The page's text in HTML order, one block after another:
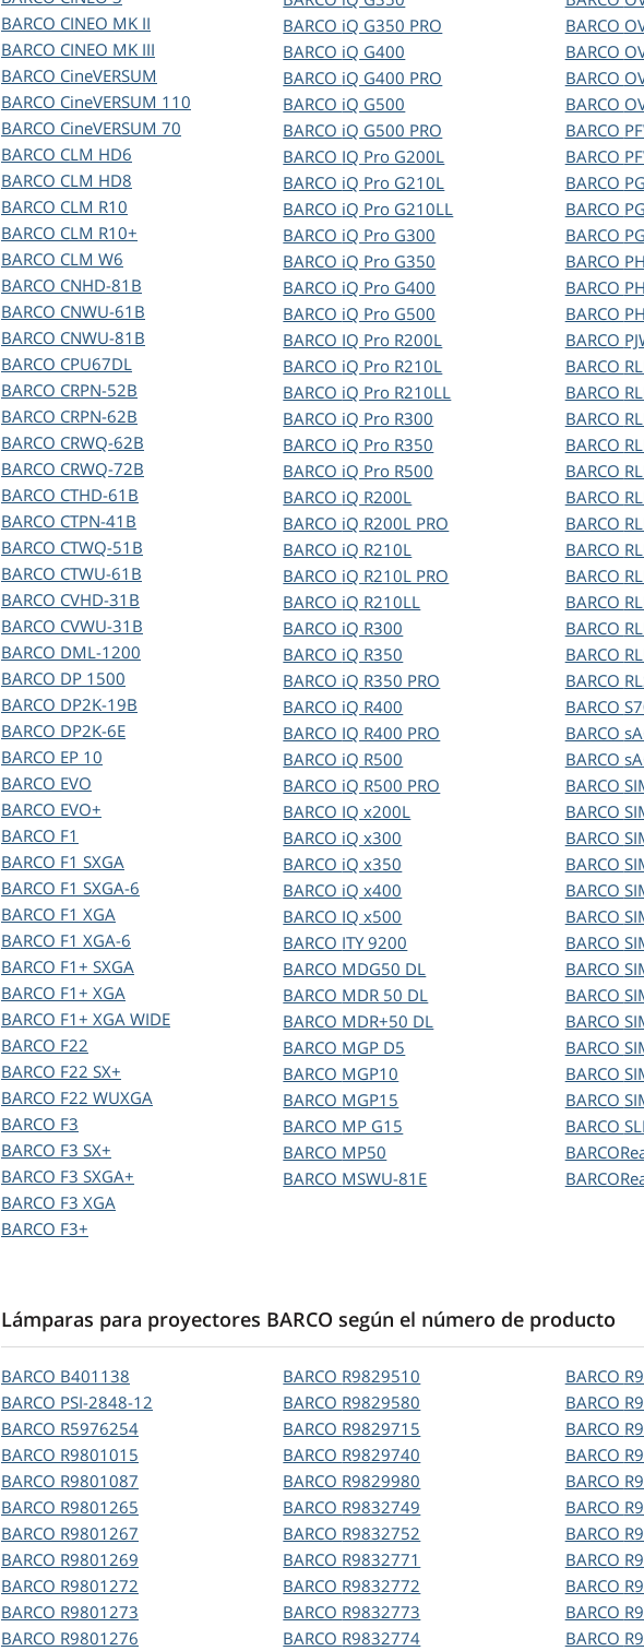
BARCO CINEO MK II
BARCO CINEO MK III
BARCO CineVERSUM
BARCO CineVERSUM 110
BARCO CineVERSUM 70
BARCO CLM HD6
BARCO CLM HD8
BARCO CLM R10
BARCO CLM R10+
BARCO CLM W6
BARCO CNHD-81B
BARCO CNWU-61B
BARCO CNWU-81B
BARCO CPU67DL
BARCO CRPN-52B
BARCO CRPN-62B
BARCO CRWQ-62B
BARCO CRWQ-72B
BARCO CTHD-61B
BARCO CTPN-41B
BARCO CTWQ-51B
BARCO CTWU-61B
BARCO CVHD-31B
BARCO CVWU-31B
BARCO DML-1200
BARCO DP 1500
BARCO DP2K-19B
BARCO DP2K-6E
BARCO EP 10
BARCO EVO
BARCO EVO+
BARCO F1
BARCO F1 SXGA
BARCO F1 SXGA-6
BARCO F1 XGA
BARCO F1 XGA-6
BARCO F1+ SXGA
BARCO F1+ XGA
BARCO F1+ XGA WIDE
BARCO F22
BARCO F22 SX+
BARCO F22 WUXGA
BARCO F3
BARCO F3 SX+
BARCO F3 SXGA+
BARCO F3 XGA
BARCO F3+
BARCO iQ G350 PRO
BARCO iQ G400
BARCO iQ G400 PRO
BARCO iQ G500
BARCO iQ G500 PRO
BARCO IQ Pro G200L
BARCO iQ Pro G210L
BARCO iQ Pro G210LL
BARCO iQ Pro G300
BARCO iQ Pro G350
BARCO iQ Pro G400
BARCO iQ Pro G500
BARCO IQ Pro R200L
BARCO iQ Pro R210L
BARCO iQ Pro R210LL
BARCO iQ Pro R300
BARCO iQ Pro R350
BARCO iQ Pro R500
BARCO iQ R200L
BARCO iQ R200L PRO
BARCO iQ R210L
BARCO iQ R210L PRO
BARCO iQ R210LL
BARCO iQ R300
BARCO iQ R350
BARCO iQ R350 PRO
BARCO iQ R400
BARCO IQ R400 PRO
BARCO iQ R500
BARCO iQ R500 PRO
BARCO IQ x200L
BARCO iQ x300
BARCO iQ x350
BARCO iQ x400
BARCO IQ x500
BARCO ITY 9200
BARCO MDG50 DL
BARCO MDR 50 DL
BARCO MDR+50 DL
BARCO MGP D5
BARCO MGP10
BARCO MGP15
BARCO MP G15
BARCO MP50
BARCO MSWU-81E
BARCO
BARCO
BARCO
BARCO
BARCO
BARCO
BARCO
BARCO
BARCO
BARCO
BARCO
BARCO
BARCO
BARCO
BARCO
BARCO
BARCO
BARCO
BARCO
BARCO
BARCO
BARCO
BARCO
BARCO
BARCO
BARCO
BARCO
BARCO
BARCO
BARCO
BARCO
BARCO
BARCO
BARCO
BARCO
BARCO
BARCO
BARCO
BARCO
BARCO
BARCO
BARCO
BARCO
Lámparas para proyectores BARCO según el número de producto
BARCO B401138
BARCO PSI-2848-12
BARCO R5976254
BARCO R9801015
BARCO R9801087
BARCO R9801265
BARCO R9801267
BARCO R9801269
BARCO R9801272
BARCO R9801273
BARCO R9801276
BARCO R9829510
BARCO R9829580
BARCO R9829715
BARCO R9829740
BARCO R9829980
BARCO R9832749
BARCO R9832752
BARCO R9832771
BARCO R9832772
BARCO R9832773
BARCO R9832774
BARCO
BARCO
BARCO
BARCO
BARCO
BARCO
BARCO
BARCO
BARCO
BARCO
BARCO